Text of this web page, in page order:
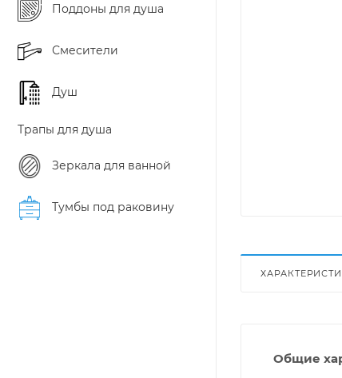
Поддоны для душа
Смесители
Душ
Трапы для душа
Зеркала для ванной
Тумбы под раковину
Общие